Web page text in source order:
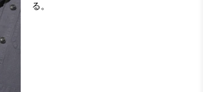
る。